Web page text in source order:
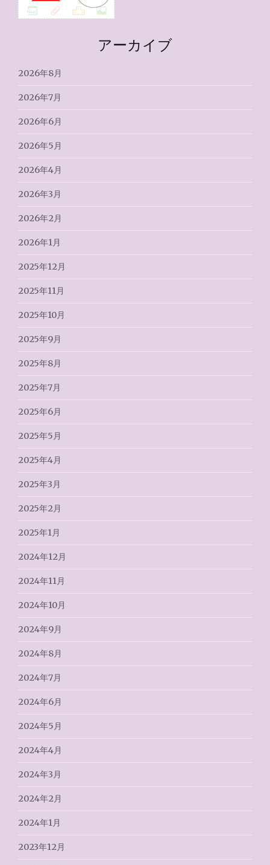
アーカイブ
2026年8月
2026年7月
2026年6月
2026年5月
2026年4月
2026年3月
2026年2月
2026年1月
2025年12月
2025年11月
2025年10月
2025年9月
2025年8月
2025年7月
2025年6月
2025年5月
2025年4月
2025年3月
2025年2月
2025年1月
2024年12月
2024年11月
2024年10月
2024年9月
2024年8月
2024年7月
2024年6月
2024年5月
2024年4月
2024年3月
2024年2月
2024年1月
2023年12月